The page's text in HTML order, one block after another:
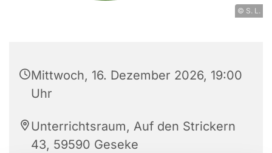
© S. L.
Mittwoch, 16. Dezember 2026, 19:00
Uhr
Unterrichtsraum, Auf den Strickern
43, 59590 Geseke